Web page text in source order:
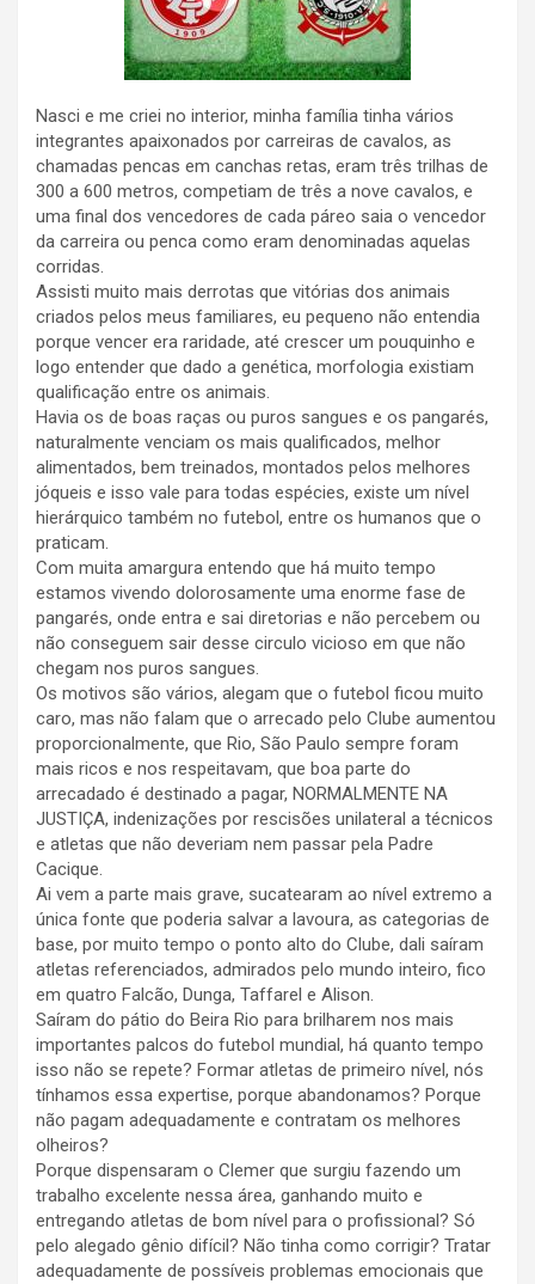
Nasci e me criei no interior, minha família tinha vários
integrantes apaixonados por carreiras de cavalos, as
chamadas pencas em canchas retas, eram três trilhas de
300 a 600 metros, competiam de três a nove cavalos, e
uma final dos vencedores de cada páreo saia o vencedor
da carreira ou penca como eram denominadas aquelas
corridas.
Assisti muito mais derrotas que vitórias dos animais
criados pelos meus familiares, eu pequeno não entendia
porque vencer era raridade, até crescer um pouquinho e
logo entender que dado a genética, morfologia existiam
qualificação entre os animais.
Havia os de boas raças ou puros sangues e os pangarés,
naturalmente venciam os mais qualificados, melhor
alimentados, bem treinados, montados pelos melhores
jóqueis e isso vale para todas espécies, existe um nível
hierárquico também no futebol, entre os humanos que o
praticam.
Com muita amargura entendo que há muito tempo
estamos vivendo dolorosamente uma enorme fase de
pangarés, onde entra e sai diretorias e não percebem ou
não conseguem sair desse circulo vicioso em que não
chegam nos puros sangues.
Os motivos são vários, alegam que o futebol ficou muito
caro, mas não falam que o arrecado pelo Clube aumentou
proporcionalmente, que Rio, São Paulo sempre foram
mais ricos e nos respeitavam, que boa parte do
arrecadado é destinado a pagar, NORMALMENTE NA
JUSTIÇA, indenizações por rescisões unilateral a técnicos
e atletas que não deveriam nem passar pela Padre
Cacique.
Ai vem a parte mais grave, sucatearam ao nível extremo a
única fonte que poderia salvar a lavoura, as categorias de
base, por muito tempo o ponto alto do Clube, dali saíram
atletas referenciados, admirados pelo mundo inteiro, fico
em quatro Falcão, Dunga, Taffarel e Alison.
Saíram do pátio do Beira Rio para brilharem nos mais
importantes palcos do futebol mundial, há quanto tempo
isso não se repete? Formar atletas de primeiro nível, nós
tínhamos essa expertise, porque abandonamos? Porque
não pagam adequadamente e contratam os melhores
olheiros?
Porque dispensaram o Clemer que surgiu fazendo um
trabalho excelente nessa área, ganhando muito e
entregando atletas de bom nível para o profissional? Só
pelo alegado gênio difícil? Não tinha como corrigir? Tratar
adequadamente de possíveis problemas emocionais que